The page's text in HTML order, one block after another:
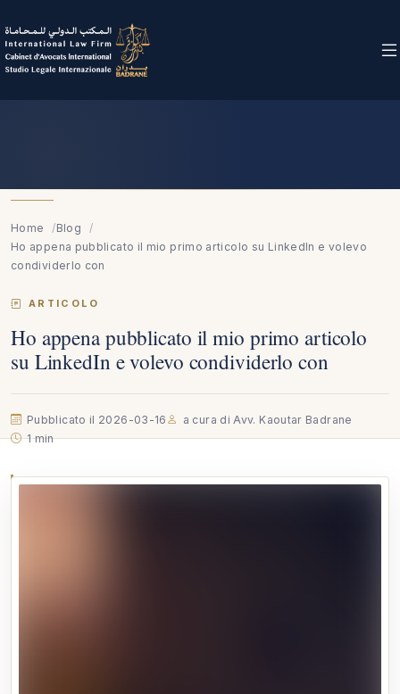
Home
Blog
Ho appena pubblicato il mio primo articolo su LinkedIn e volevo
condividerlo con
ARTICOLO
Ho appena pubblicato il mio primo articolo
su LinkedIn e volevo condividerlo con
Pubblicato il 2026-03-16
a cura di Avv. Kaoutar Badrane
1 min
Ho appena pubblicato il mio primo articolo su